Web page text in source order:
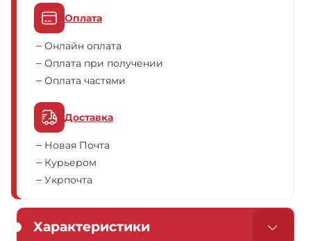
Оплата
Онлайн оплата
Оплата при получении
Оплата частями
Доставка
Новая Почта
Курьером
Укрпочта
Характеристики